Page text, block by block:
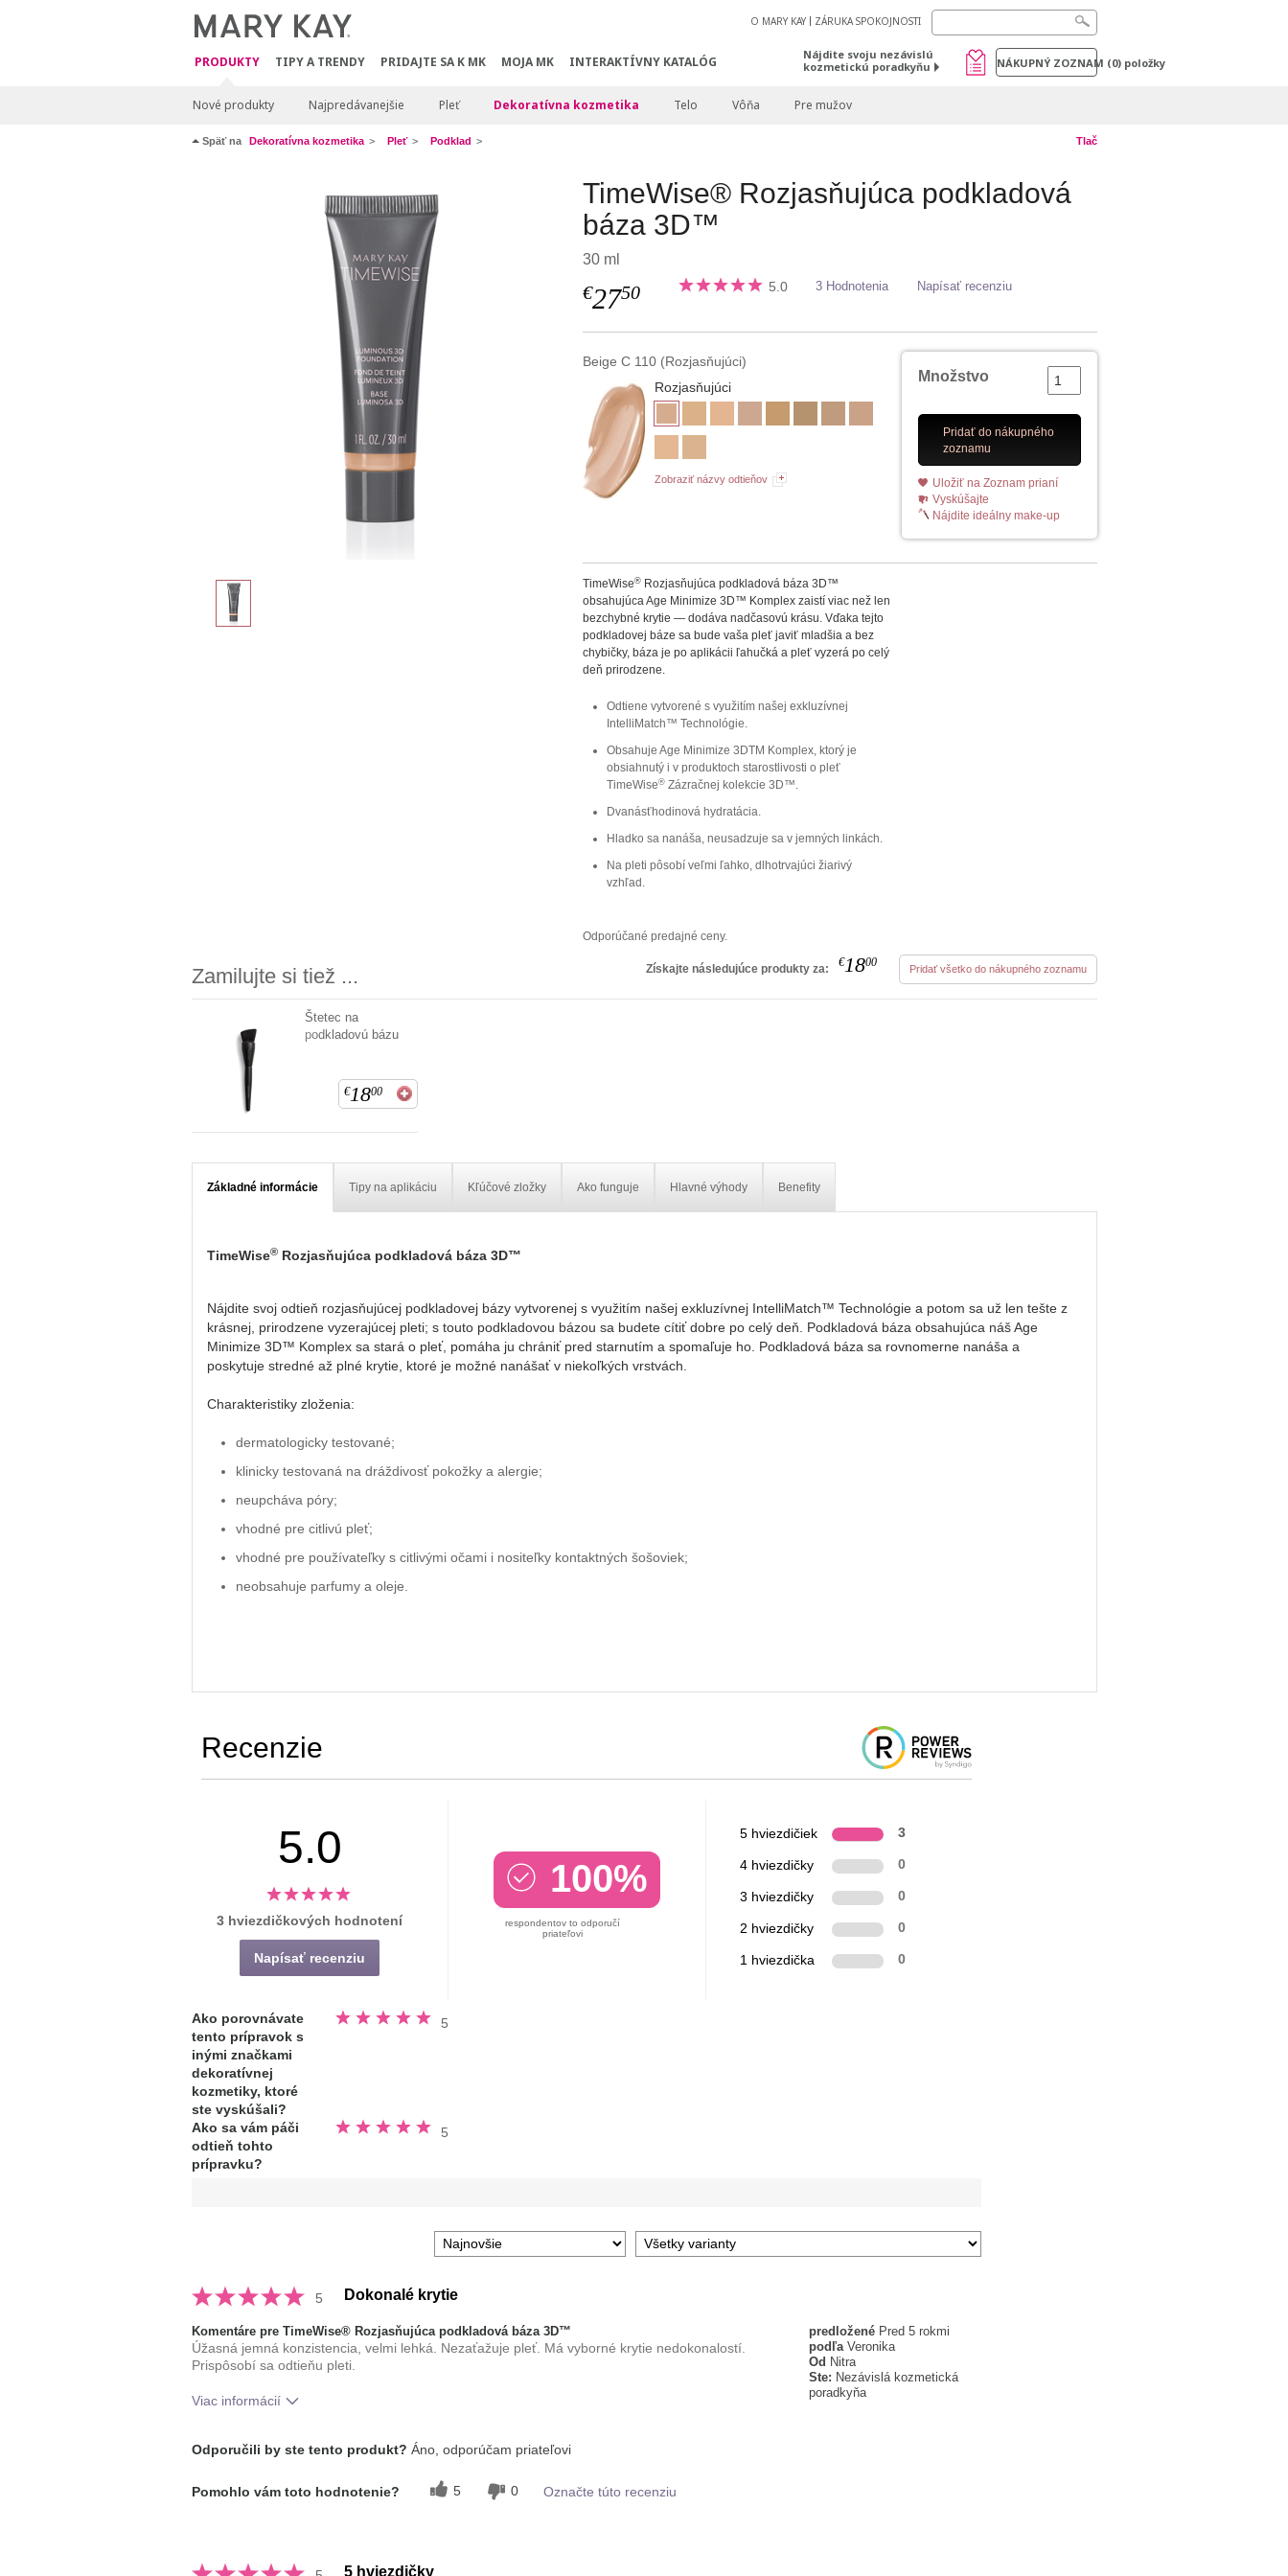
PRODUKTY TIPY A TRENDY PRIDAJTE SA K MK MOJA MK INTERAKTÍVNY KATALÓG
O MARY KAY ZÁRUKA SPOKOJNOSTI
Nájdite svoju nezávislú
kozmetickú poradkyňu
NÁKUPNÝ ZOZNAM (0) položky
Nové produkty Najpredávanejšie Pleť Dekoratívna kozmetika Telo Vôňa Pre mužov
Späť na Dekoratívna kozmetika Pleť Podklad Tlač
TimeWise® Rozjasňujúca podkladová
báza 3D™
30 ml
€2750 5.0 3 Hodnotenia Napísať recenziu
Beige C 110 (Rozjasňujúci)
Rozjasňujúci
Zobraziť názvy odtieňov
Množstvo
Pridať do nákupného
zoznamu
Uložiť na Zoznam prianí
Vyskúšajte
Nájdite ideálny make-up
TimeWise® Rozjasňujúca podkladová báza 3D™
obsahujúca Age Minimize 3D™ Komplex zaistí viac než len
bezchybné krytie — dodáva nadčasovú krásu. Vďaka tejto
podkladovej báze sa bude vaša pleť javiť mladšia a bez
chybičky, báza je po aplikácii ľahučká a pleť vyzerá po celý
deň prirodzene.
Odtiene vytvorené s využitím našej exkluzívnej
IntelliMatch™ Technológie.
Obsahuje Age Minimize 3DTM Komplex, ktorý je
obsiahnutý i v produktoch starostlivosti o pleť
TimeWise® Zázračnej kolekcie 3D™.
Dvanásťhodinová hydratácia.
Hladko sa nanáša, neusadzuje sa v jemných linkách.
Na pleti pôsobí veľmi ľahko, dlhotrvajúci žiarivý
vzhľad.
Odporúčané predajné ceny.
Zamilujte si tiež ... Získajte následujúce produkty za: €1800 Pridať všetko do nákupného zoznamu
Štetec na
podkladovú bázu
€1800
Základné informácie Tipy na aplikáciu Kľúčové zložky Ako funguje Hlavné výhody Benefity
TimeWise®Rozjasňujúca podkladová báza 3D™
Nájdite svoj odtieň rozjasňujúcej podkladovej bázy vytvorenej s využitím našej exkluzívnej IntelliMatch™ Technológie a potom sa už len tešte z
krásnej, prirodzene vyzerajúcej pleti; s touto podkladovou bázou sa budete cítiť dobre po celý deň. Podkladová báza obsahujúca náš Age
Minimize 3D™ Komplex sa stará o pleť, pomáha ju chrániť pred starnutím a spomaľuje ho. Podkladová báza sa rovnomerne nanáša a
poskytuje stredné až plné krytie, ktoré je možné nanášať v niekoľkých vrstvách.
Charakteristiky zloženia:
dermatologicky testované;
klinicky testovaná na dráždivosť pokožky a alergie;
neupcháva póry;
vhodné pre citlivú pleť;
vhodné pre používateľky s citlivými očami i nositeľky kontaktných šošoviek;
neobsahuje parfumy a oleje.
Recenzie
5.0
3 hviezdičkových hodnotení
Napísať recenziu
100%
respondentov to odporučí
priateľovi
5 hviezdičiek 3
4 hviezdičky 0
3 hviezdičky 0
2 hviezdičky 0
1 hviezdička 0
Ako porovnávate
tento prípravok s
inými značkami
dekoratívnej
kozmetiky, ktoré
ste vyskúšali?
5
Hodnotené
5.0
Ako sa vám páči
odtieň tohto
prípravku?
5
Hodnotené
5.0
5 Dokonalé krytie
predložené Pred 5 rokmi
podľa Veronika
Od Nitra
Ste: Nezávislá kozmetická
poradkyňa
Komentáre pre TimeWise® Rozjasňujúca podkladová báza 3D™
Úžasná jemná konzistencia, velmi lehká. Nezaťažuje pleť. Má vyborné krytie nedokonalostí.
Prispôsobí sa odtieňu pleti.
Viac informácií
Ako porovnávate tento prípravok s inými
značkami dekoratívnej kozmetiky, ktoré ste
Odporučili by ste tento produkt? Áno, odporúčam priateľovi
Pomohlo vám toto hodnotenie? 5 0 Označte túto recenziu
5 hviezdičky